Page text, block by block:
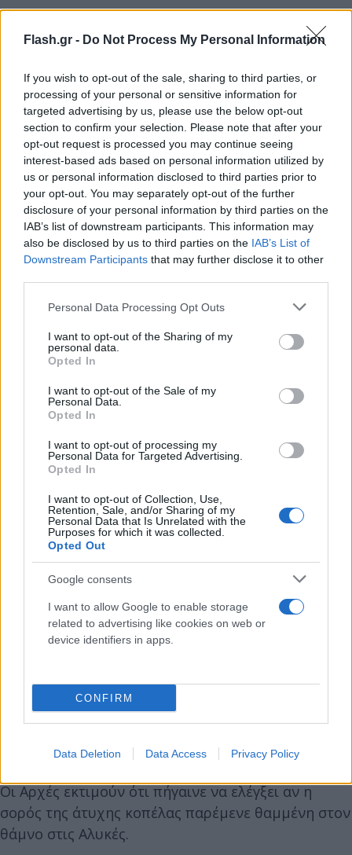
Flash.gr - Do Not Process My Personal Information
If you wish to opt-out of the sale, sharing to third parties, or
processing of your personal or sensitive information for
targeted advertising by us, please use the below opt-out
section to confirm your selection. Please note that after your
opt-out request is processed you may continue seeing
interest-based ads based on personal information utilized by
us or personal information disclosed to third parties prior to
your opt-out. You may separately opt-out of the further
disclosure of your personal information by third parties on the
IAB’s list of downstream participants. This information may
also be disclosed by us to third parties on the IAB’s List of
Downstream Participants that may further disclose it to other
Please note that this website/app uses one or more Google
not limited to your visit or usage behaviour. You may click to
grant or deny consent to Google and its third-party tags to
use your data for below specified purposes in below Google
consent section.
Personal Data Processing Opt Outs
I want to opt-out of the Sharing of my
personal data.
Opted In
I want to opt-out of the Sale of my
Personal Data.
Opted In
I want to opt-out of processing my
Personal Data for Targeted Advertising.
Opted In
I want to opt-out of Collection, Use,
Retention, Sale, and/or Sharing of my
Personal Data that Is Unrelated with the
Purposes for which it was collected.
Opted Out
Google consents
I want to allow Google to enable storage
related to advertising like cookies on web or
device identifiers in apps.
CONFIRM
Data Deletion Data Access Privacy Policy
Ο 32χρονος από το Μπαγκλαντές καταγράφεται
από κάμερα ασφαλείας γειτονικού του σπιτιού να
κατευθύνεται πεζός προς το σημείο της
δολοφονίας. Έντεκα λεπτά μετά, επιστρέφει
περνώντας από τον ίδιο δρόμο. Δείχνει ανήσυχος
και συνεχώς μιλάει στο κινητό του.
Οι Αρχές εκτιμούν ότι πήγαινε να ελέγξει αν η
σορός της άτυχης κοπέλας παρέμενε θαμμένη στον
θάμνο στις Αλυκές.